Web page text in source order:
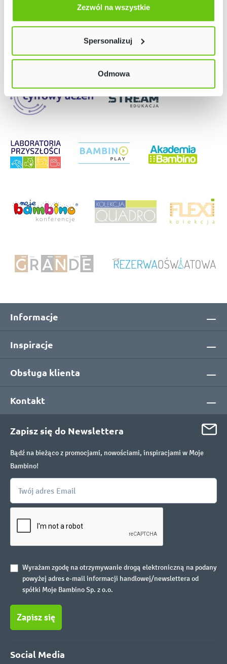
użyjemy tylko plików niezbędnych dla naszej strony.
Twój wybór możesz zmienić przez kliknięcie przycisku w
Polityce prywatności
Zezwól na wszystkie
Spersonalizuj
Odmowa
Informacje
Inspiracje
Obsługa klienta
Kontakt
Zapisz się do Newslettera
Bądź na bieżąco z promocjami, nowościami, inspiracjami w Moje
Bambino!
Wyrażam zgodę na otrzymywanie drogą elektroniczną na podany
powyżej adres e-mail informacji handlowej/newslettera od
spółki Moje Bambino Sp. z o.o.
Zapisz się
Social Media